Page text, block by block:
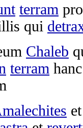
terram
qui
Chaleb
terram